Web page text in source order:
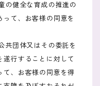
の健全な育成の推進の
て、お客様の同意を
共団体又はその委託を
行することに対して
て、お客様の同意を得